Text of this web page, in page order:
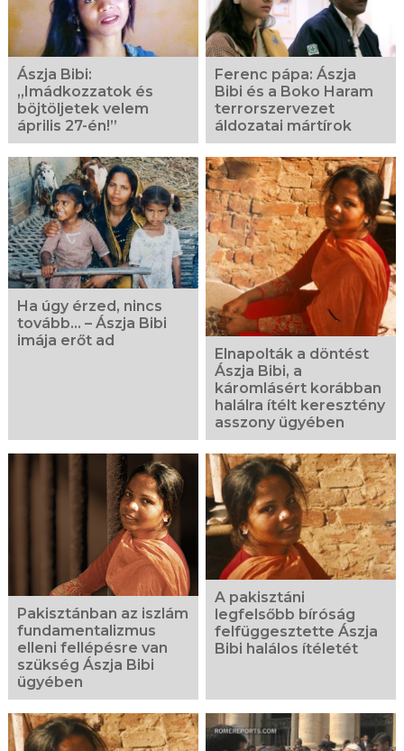
Ászja Bibi:
„Imádkozzatok és
böjtöljetek velem
április 27-én!”
Ferenc pápa: Ászja
Bibi és a Boko Haram
terrorszervezet
áldozatai mártírok
Ha úgy érzed, nincs
tovább... – Ászja Bibi
imája erőt ad
Elnapolták a döntést
Ászja Bibi, a
káromlásért korábban
halálra ítélt keresztény
asszony ügyében
Pakisztánban az iszlám
fundamentalizmus
elleni fellépésre van
szükség Ászja Bibi
ügyében
A pakisztáni
legfelsőbb bíróság
felfüggesztette Ászja
Bibi halálos ítéletét